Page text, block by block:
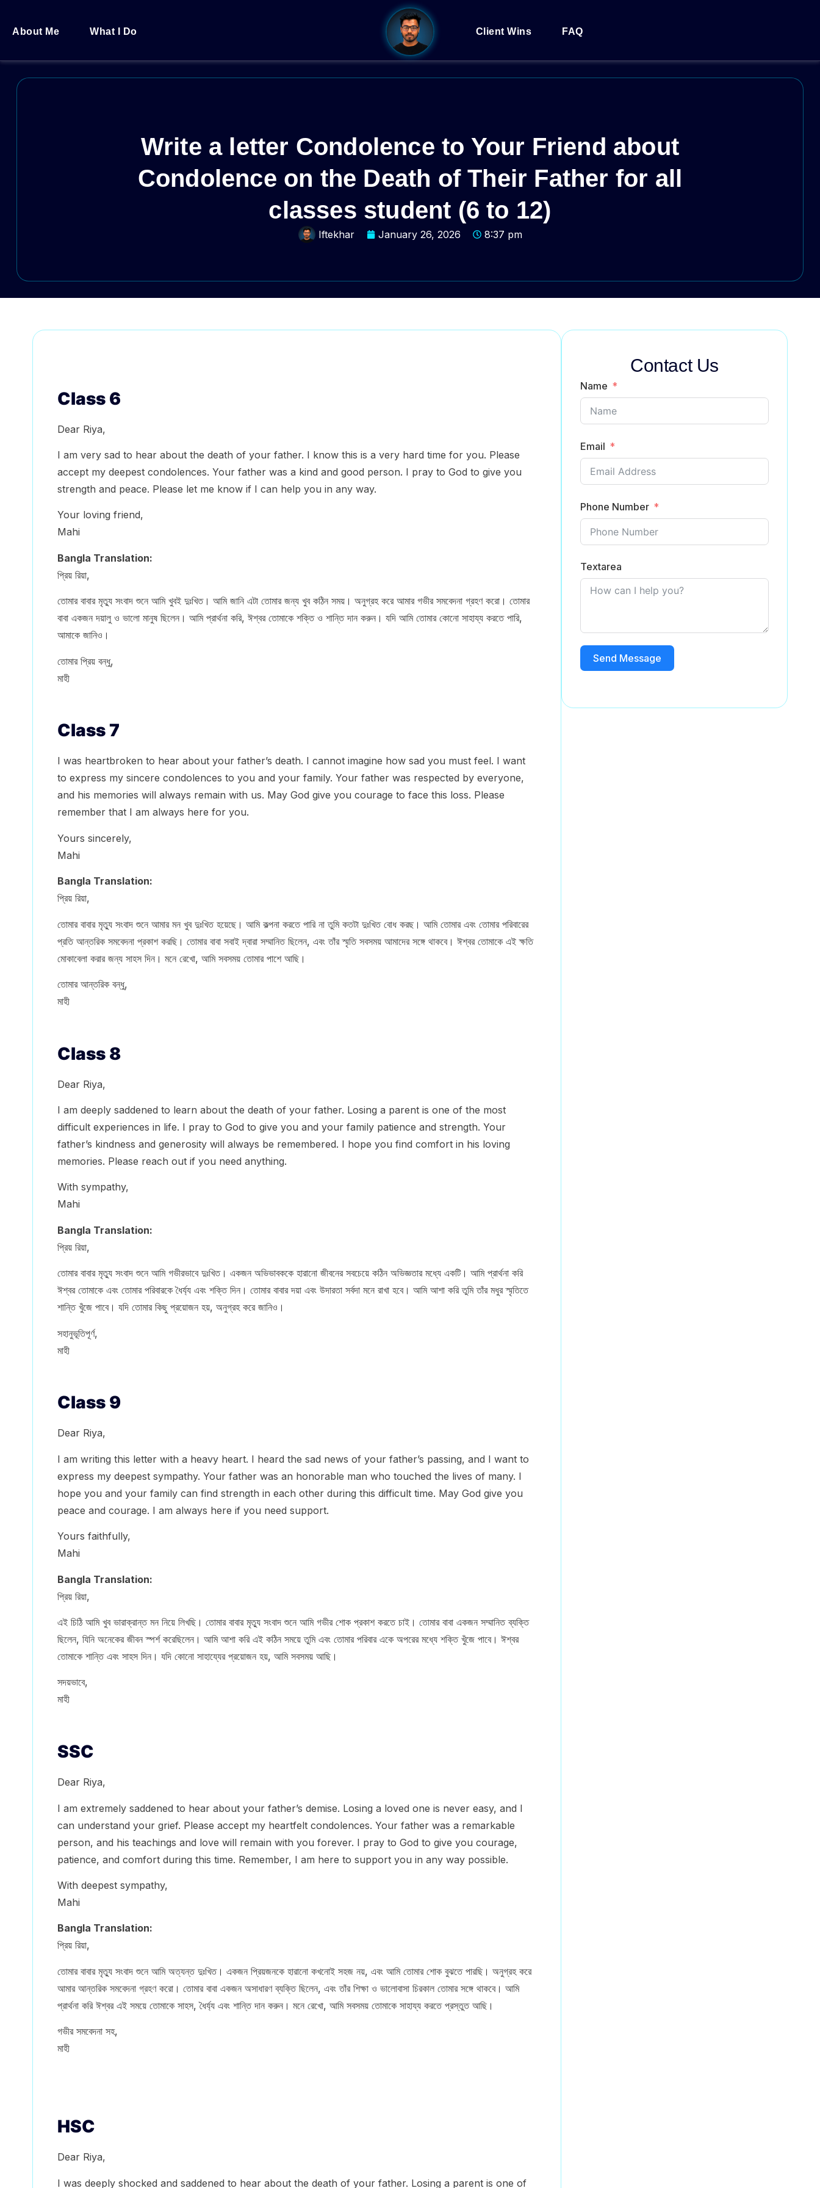
About Me What I Do Client Wins FAQ
Write a letter Condolence to Your Friend about
Condolence on the Death of Their Father for all
classes student (6 to 12)
Iftekhar January 26, 2026 8:37 pm
Class 6
Dear Riya,
I am very sad to hear about the death of your father. I know this is a very hard time for you. Please
accept my deepest condolences. Your father was a kind and good person. I pray to God to give you
strength and peace. Please let me know if I can help you in any way.
Your loving friend,
Mahi
Bangla Translation:
প্রিয় রিয়া,
তোমার বাবার মৃত্যু সংবাদ শুনে আমি খুবই দুঃখিত। আমি জানি এটা তোমার জন্য খুব কঠিন সময়। অনুগ্রহ করে আমার গভীর সমবেদনা গ্রহণ করো। তোমার
বাবা একজন দয়ালু ও ভালো মানুষ ছিলেন। আমি প্রার্থনা করি, ঈশ্বর তোমাকে শক্তি ও শান্তি দান করুন। যদি আমি তোমার কোনো সাহায্য করতে পারি,
আমাকে জানিও।
তোমার প্রিয় বন্ধু,
মাহী
Class 7
I was heartbroken to hear about your father’s death. I cannot imagine how sad you must feel. I want
to express my sincere condolences to you and your family. Your father was respected by everyone,
and his memories will always remain with us. May God give you courage to face this loss. Please
remember that I am always here for you.
Yours sincerely,
Mahi
Bangla Translation:
প্রিয় রিয়া,
তোমার বাবার মৃত্যু সংবাদ শুনে আমার মন খুব দুঃখিত হয়েছে। আমি কল্পনা করতে পারি না তুমি কতটা দুঃখিত বোধ করছ। আমি তোমার এবং তোমার পরিবারের
প্রতি আন্তরিক সমবেদনা প্রকাশ করছি। তোমার বাবা সবাই দ্বারা সম্মানিত ছিলেন, এবং তাঁর স্মৃতি সবসময় আমাদের সঙ্গে থাকবে। ঈশ্বর তোমাকে এই ক্ষতি
মোকাবেলা করার জন্য সাহস দিন। মনে রেখো, আমি সবসময় তোমার পাশে আছি।
তোমার আন্তরিক বন্ধু,
মাহী
Class 8
Dear Riya,
I am deeply saddened to learn about the death of your father. Losing a parent is one of the most
difficult experiences in life. I pray to God to give you and your family patience and strength. Your
father’s kindness and generosity will always be remembered. I hope you find comfort in his loving
memories. Please reach out if you need anything.
With sympathy,
Mahi
Bangla Translation:
প্রিয় রিয়া,
তোমার বাবার মৃত্যু সংবাদ শুনে আমি গভীরভাবে দুঃখিত। একজন অভিভাবককে হারানো জীবনের সবচেয়ে কঠিন অভিজ্ঞতার মধ্যে একটি। আমি প্রার্থনা করি
ঈশ্বর তোমাকে এবং তোমার পরিবারকে ধৈর্য্য এবং শক্তি দিন। তোমার বাবার দয়া এবং উদারতা সর্বদা মনে রাখা হবে। আমি আশা করি তুমি তাঁর মধুর স্মৃতিতে
শান্তি খুঁজে পাবে। যদি তোমার কিছু প্রয়োজন হয়, অনুগ্রহ করে জানিও।
সহানুভূতিপূর্ণ,
মাহী
Class 9
Dear Riya,
I am writing this letter with a heavy heart. I heard the sad news of your father’s passing, and I want to
express my deepest sympathy. Your father was an honorable man who touched the lives of many. I
hope you and your family can find strength in each other during this difficult time. May God give you
peace and courage. I am always here if you need support.
Yours faithfully,
Mahi
Bangla Translation:
প্রিয় রিয়া,
এই চিঠি আমি খুব ভারাক্রান্ত মন নিয়ে লিখছি। তোমার বাবার মৃত্যু সংবাদ শুনে আমি গভীর শোক প্রকাশ করতে চাই। তোমার বাবা একজন সম্মানিত ব্যক্তি
ছিলেন, যিনি অনেকের জীবন স্পর্শ করেছিলেন। আমি আশা করি এই কঠিন সময়ে তুমি এবং তোমার পরিবার একে অপরের মধ্যে শক্তি খুঁজে পাবে। ঈশ্বর
তোমাকে শান্তি এবং সাহস দিন। যদি কোনো সাহায্যের প্রয়োজন হয়, আমি সবসময় আছি।
সদয়ভাবে,
মাহী
SSC
Dear Riya,
I am extremely saddened to hear about your father’s demise. Losing a loved one is never easy, and I
can understand your grief. Please accept my heartfelt condolences. Your father was a remarkable
person, and his teachings and love will remain with you forever. I pray to God to give you courage,
patience, and comfort during this time. Remember, I am here to support you in any way possible.
With deepest sympathy,
Mahi
Bangla Translation:
প্রিয় রিয়া,
তোমার বাবার মৃত্যু সংবাদ শুনে আমি অত্যন্ত দুঃখিত। একজন প্রিয়জনকে হারানো কখনোই সহজ নয়, এবং আমি তোমার শোক বুঝতে পারছি। অনুগ্রহ করে
আমার আন্তরিক সমবেদনা গ্রহণ করো। তোমার বাবা একজন অসাধারণ ব্যক্তি ছিলেন, এবং তাঁর শিক্ষা ও ভালোবাসা চিরকাল তোমার সঙ্গে থাকবে। আমি
প্রার্থনা করি ঈশ্বর এই সময়ে তোমাকে সাহস, ধৈর্য্য এবং শান্তি দান করুন। মনে রেখো, আমি সবসময় তোমাকে সাহায্য করতে প্রস্তুত আছি।
গভীর সমবেদনা সহ,
মাহী
HSC
Dear Riya,
I was deeply shocked and saddened to hear about the death of your father. Losing a parent is one of
Contact Us
Name
Email
Phone Number
Textarea
Send Message